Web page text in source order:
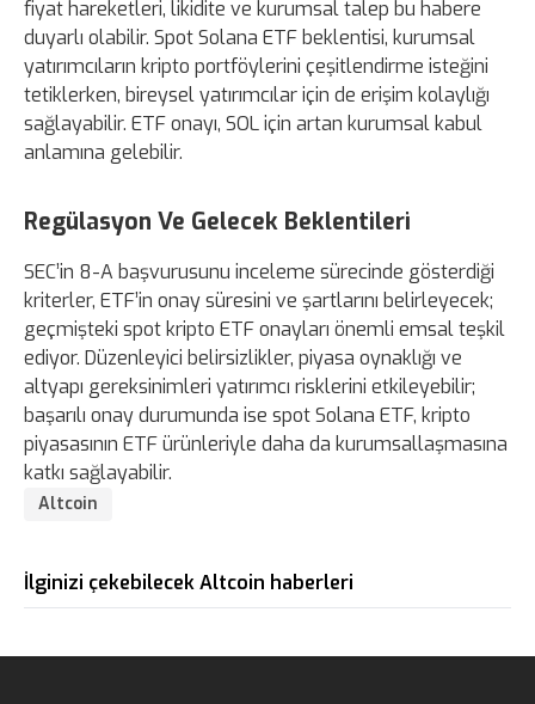
fiyat hareketleri, likidite ve kurumsal talep bu habere
duyarlı olabilir. Spot Solana ETF beklentisi, kurumsal
yatırımcıların kripto portföylerini çeşitlendirme isteğini
tetiklerken, bireysel yatırımcılar için de erişim kolaylığı
sağlayabilir. ETF onayı, SOL için artan kurumsal kabul
anlamına gelebilir.
Regülasyon Ve Gelecek Beklentileri
SEC’in 8-A başvurusunu inceleme sürecinde gösterdiği
kriterler, ETF’in onay süresini ve şartlarını belirleyecek;
geçmişteki spot kripto ETF onayları önemli emsal teşkil
ediyor. Düzenleyici belirsizlikler, piyasa oynaklığı ve
altyapı gereksinimleri yatırımcı risklerini etkileyebilir;
başarılı onay durumunda ise spot Solana ETF, kripto
piyasasının ETF ürünleriyle daha da kurumsallaşmasına
katkı sağlayabilir.
Altcoin
İlginizi çekebilecek Altcoin haberleri